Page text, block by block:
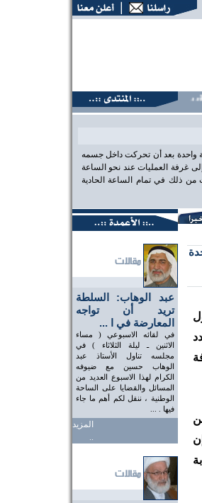
البحرين، عين على
واحدة بعد أن تحركت داخل جسمه
غرفة العمليات عند نحو الساعة
ذلك في تمام الساعة الحادية
عبد الوهاب: السلطة
تريد أن تواجه
المعارضة في ا ...
في لقائه الاسبوعي ( مساء
الاثنين ـ ليلة الثلاثاء ) في
مجلسه تناول الأستاذ عبد
الوهاب حسين مع ضيوفه
الكرام لهذا الاسبوع العديد من
المسائل والقضايا على الساحة
الوطنية ، ننقل لكم أهم ما جاء
فيها . ...
المزيد
..